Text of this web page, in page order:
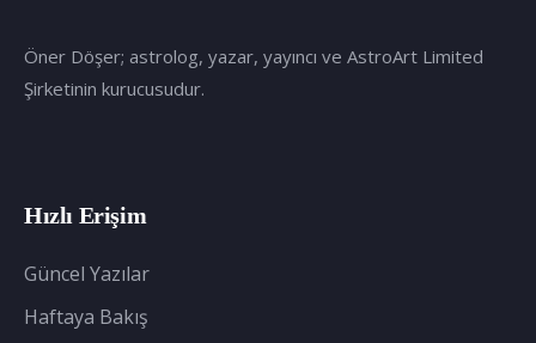
Öner Döşer; astrolog, yazar, yayıncı ve AstroArt Limited
Şirketinin kurucusudur.
Hızlı Erişim
Güncel Yazılar
Haftaya Bakış